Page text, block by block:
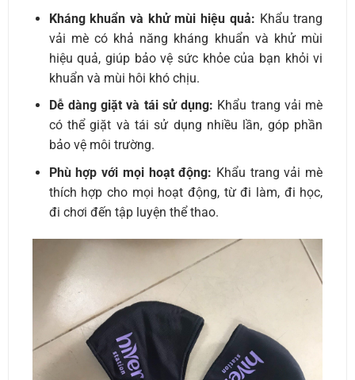
Kháng khuẩn và khử mùi hiệu quả: Khẩu trang
vải mè có khả năng kháng khuẩn và khử mùi
hiệu quả, giúp bảo vệ sức khỏe của bạn khỏi vi
khuẩn và mùi hôi khó chịu.
Dễ dàng giặt và tái sử dụng: Khẩu trang vải mè
có thể giặt và tái sử dụng nhiều lần, góp phần
bảo vệ môi trường.
Phù hợp với mọi hoạt động: Khẩu trang vải mè
thích hợp cho mọi hoạt động, từ đi làm, đi học,
đi chơi đến tập luyện thể thao.